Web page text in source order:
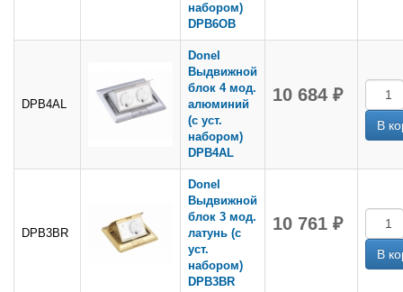
набором)
DPB6OB
DPB4AL
Donel
Выдвижной
блок 4 мод.
алюминий
(с уст.
набором)
DPB4AL
10 684 ₽
DPB3BR
Donel
Выдвижной
блок 3 мод.
латунь (с
уст.
набором)
DPB3BR
10 761 ₽